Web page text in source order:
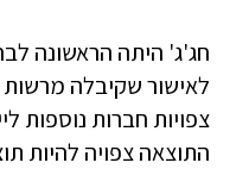
חג'ג' היתה הראשונה
לאישור שקיבלה מרשות
צפויות חברות נוספות
התוצאה צפויה להיות